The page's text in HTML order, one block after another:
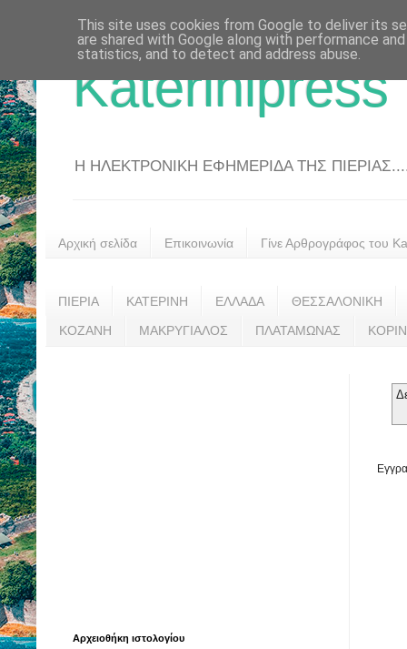
Katerinipress
Η ΗΛΕΚΤΡΟΝΙΚΗ ΕΦΗΜΕΡΙΔΑ ΤΗΣ
Αρχική σελίδα Επικοινωνία Γίνε Αρθρογράφος του
ΠΙΕΡΙΑ ΚΑΤΕΡΙΝΗ ΕΛΛΑΔΑ ΘΕΣΣΑΛΟΝΙΚΗ
ΚΟΖΑΝΗ ΜΑΚΡΥΓΙΑΛΟΣ ΠΛΑΤΑΜΩΝΑΣ
Αρχειοθήκη ιστολογίου
This site uses cookies from Google to deliver its
are shared with Google along with performance
statistics, and to detect and address abuse.